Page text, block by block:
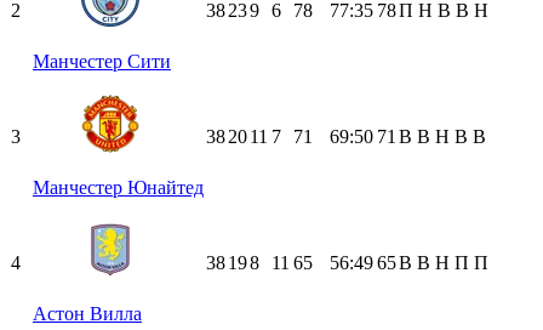
2
Манчестер Сити
38239 6 78 77:35 78П Н В В Н
3
Манчестер Юнайтед
382011 7 71 69:50 71 В В Н В В
4
Астон Вилла
38198 11 65 56:4965В В Н П П